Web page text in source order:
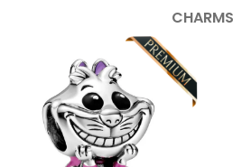
CHARMS